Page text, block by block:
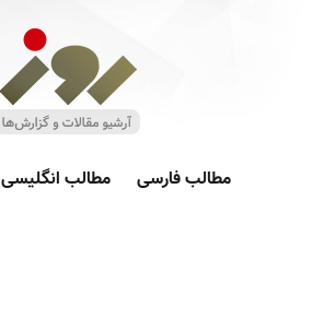
مطالب فارسی مطالب انگلیسی